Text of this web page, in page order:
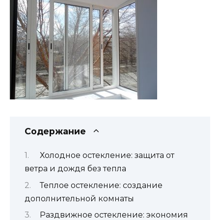
Содержание
Холодное остекление: защита от
ветра и дождя без тепла
Теплое остекление: создание
дополнительной комнаты
Раздвижное остекление: экономия